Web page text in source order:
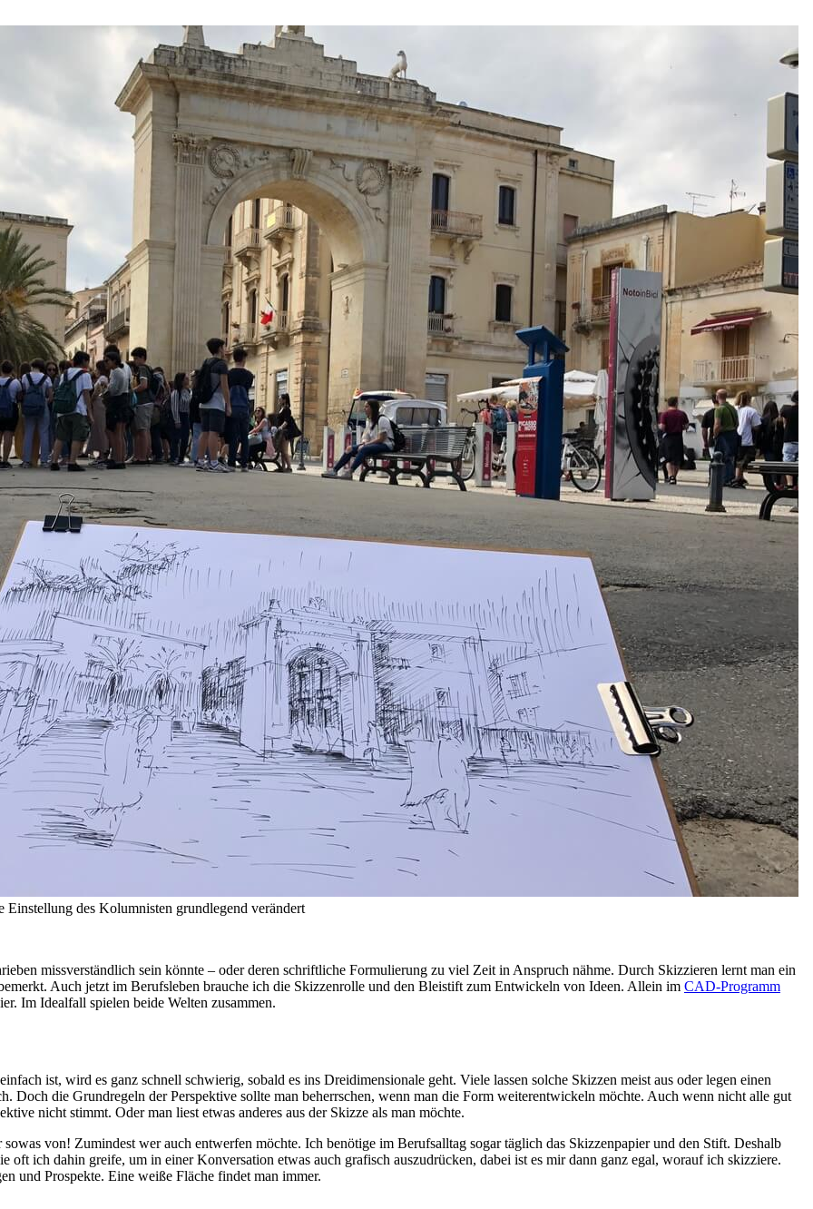
des Kolumnisten grundlegend verändert
missverständlich sein könnte – oder deren schriftliche Formulierung zu viel Zeit in Anspruch nähme. Durch Skizzieren lernt man ein
Auch jetzt im Berufsleben brauche ich die Skizzenrolle und den Bleistift zum Entwickeln von Ideen. Allein im CAD-Programm
Im Idealfall spielen beide Welten zusammen.
ist, wird es ganz schnell schwierig, sobald es ins Dreidimensionale geht. Viele lassen solche Skizzen meist aus oder legen einen
Doch die Grundregeln der Perspektive sollte man beherrschen, wenn man die Form weiterentwickeln möchte. Auch wenn nicht alle gut
nicht stimmt. Oder man liest etwas anderes aus der Skizze als man möchte.
von! Zumindest wer auch entwerfen möchte. Ich benötige im Berufsalltag sogar täglich das Skizzenpapier und den Stift. Deshalb
ich dahin greife, um in einer Konversation etwas auch grafisch auszudrücken, dabei ist es mir dann ganz egal, worauf ich skizziere.
und Prospekte. Eine weiße Fläche findet man immer.